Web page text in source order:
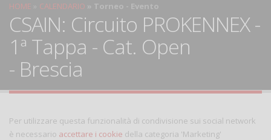
HOME CALENDARIO Torneo - Evento
CSAIN: Circuito PROKENNEX -
1ª Tappa - Cat. Open
- Brescia
Per utilizzare questa funzionalità di condivisione sui social network
è necessario accettare i cookie della categoria 'Marketing'